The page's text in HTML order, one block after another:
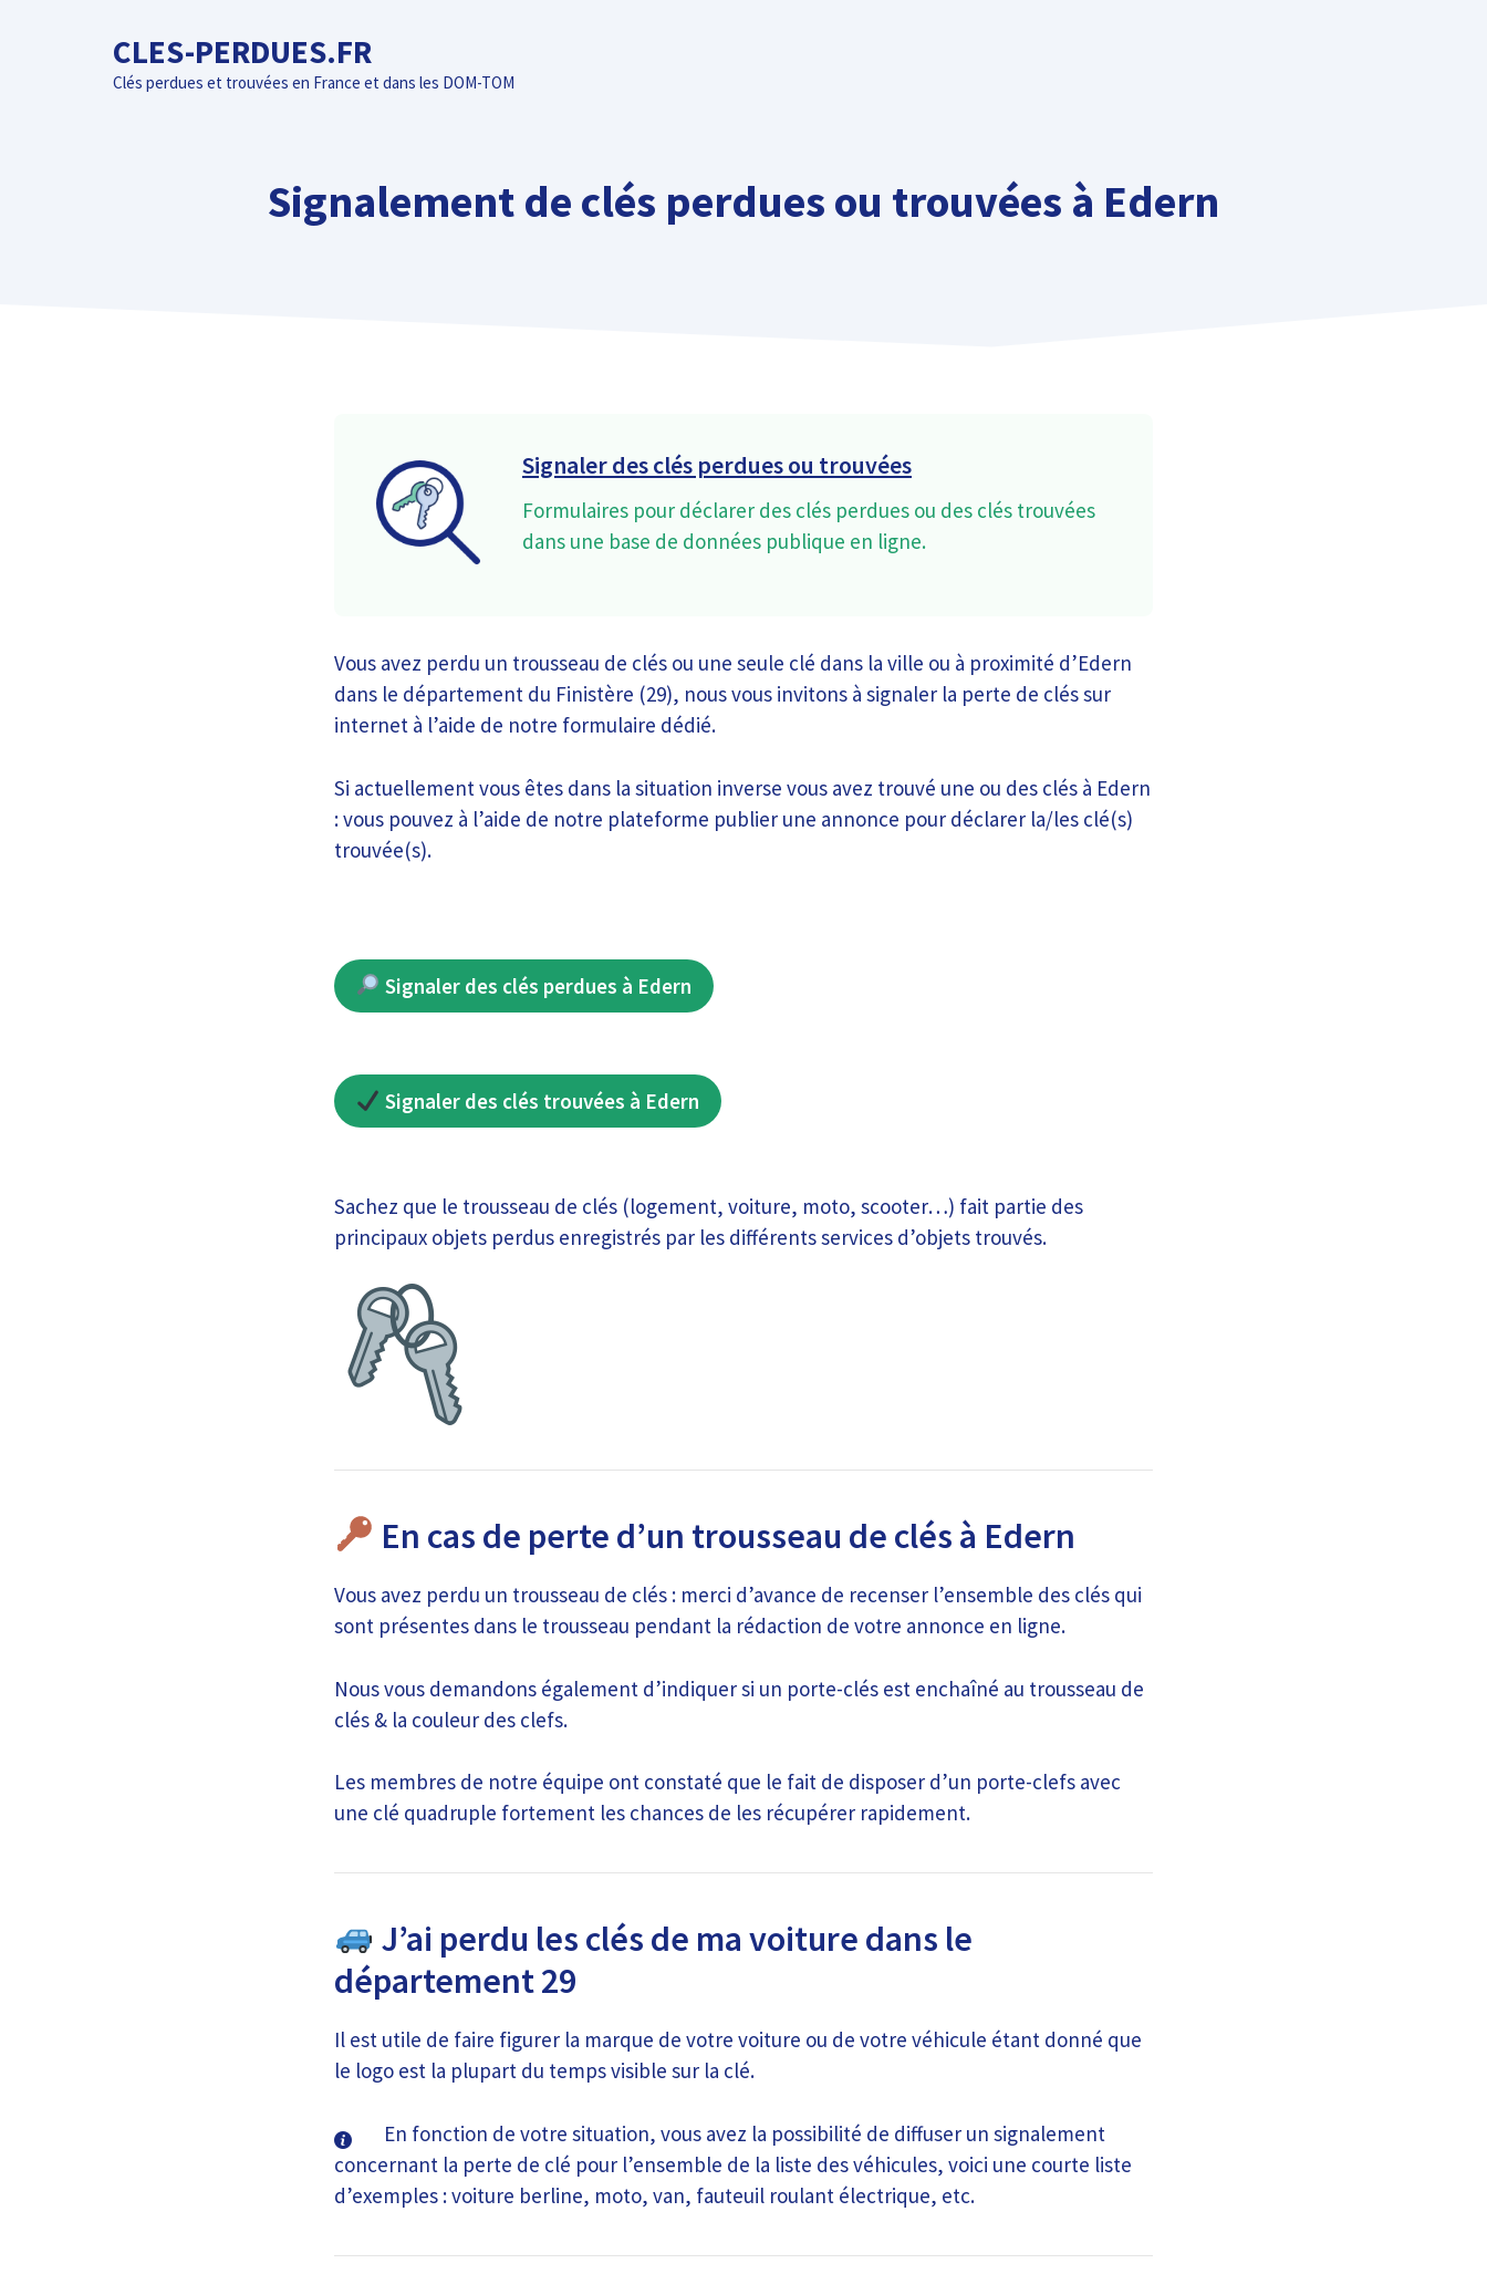
CLES-PERDUES.FR
Clés perdues et trouvées en France et dans les DOM-TOM
Signalement de clés perdues ou trouvées à Edern
Signaler des clés perdues ou trouvées
Formulaires pour déclarer des clés perdues ou des clés trouvées
dans une base de données publique en ligne.
Vous avez perdu un trousseau de clés ou une seule clé dans la ville ou à proximité d’Edern
dans le département du Finistère (29), nous vous invitons à signaler la perte de clés sur
internet à l’aide de notre formulaire dédié.
Si actuellement vous êtes dans la situation inverse vous avez trouvé une ou des clés à Edern
: vous pouvez à l’aide de notre plateforme publier une annonce pour déclarer la/les clé(s)
trouvée(s).
Signaler des clés perdues à Edern
Signaler des clés trouvées à Edern
Sachez que le trousseau de clés (logement, voiture, moto, scooter…) fait partie des
principaux objets perdus enregistrés par les différents services d’objets trouvés.
En cas de perte d’un trousseau de clés à Edern
Vous avez perdu un trousseau de clés : merci d’avance de recenser l’ensemble des clés qui
sont présentes dans le trousseau pendant la rédaction de votre annonce en ligne.
Nous vous demandons également d’indiquer si un porte-clés est enchaîné au trousseau de
clés & la couleur des clefs.
Les membres de notre équipe ont constaté que le fait de disposer d’un porte-clefs avec
une clé quadruple fortement les chances de les récupérer rapidement.
J’ai perdu les clés de ma voiture dans le
département 29
Il est utile de faire figurer la marque de votre voiture ou de votre véhicule étant donné que
le logo est la plupart du temps visible sur la clé.
En fonction de votre situation, vous avez la possibilité de diffuser un signalement
concernant la perte de clé pour l’ensemble de la liste des véhicules, voici une courte liste
d’exemples : voiture berline, moto, van, fauteuil roulant électrique, etc.